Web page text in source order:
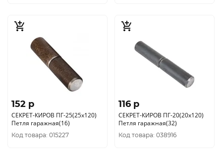
152 p
СЕКРЕТ-КИРОВ ПГ-25(25х120)
Петля гаражная(16)
Код товара: 015227
116 p
СЕКРЕТ-КИРОВ ПГ-20(20х120)
Петля гаражная(32)
Код товара: 038916